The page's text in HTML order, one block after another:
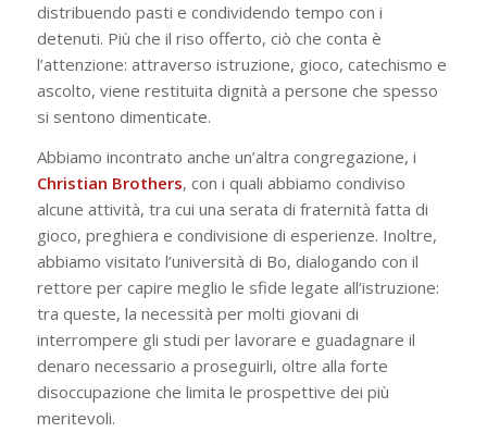
distribuendo pasti e condividendo tempo con i
detenuti. Più che il riso offerto, ciò che conta è
l’attenzione: attraverso istruzione, gioco, catechismo e
ascolto, viene restituita dignità a persone che spesso
si sentono dimenticate.
Abbiamo incontrato anche un’altra congregazione, i
Christian Brothers, con i quali abbiamo condiviso
alcune attività, tra cui una serata di fraternità fatta di
gioco, preghiera e condivisione di esperienze. Inoltre,
abbiamo visitato l’università di Bo, dialogando con il
rettore per capire meglio le sfide legate all’istruzione:
tra queste, la necessità per molti giovani di
interrompere gli studi per lavorare e guadagnare il
denaro necessario a proseguirli, oltre alla forte
disoccupazione che limita le prospettive dei più
meritevoli.